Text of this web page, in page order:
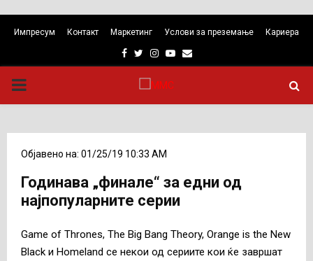
Импресум Контакт Маркетинг Услови за преземање Кариера
Facebook
TwitterInstagram
Youtube
Email
PRIMARY
Објавено на: 01/25/19 10:33 AM
Годинава „финале“ за едни од
најпопуларните серии
Game of Thrones, The Big Bang Theory, Orange is the New
Black и Homeland се некои од сериите кои ќе завршат